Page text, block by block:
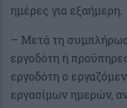
ημέρες για εξαήμερη.
– Μετά τη
εργοδότη ή
εργοδότη ο
εργασίμων ημερών,